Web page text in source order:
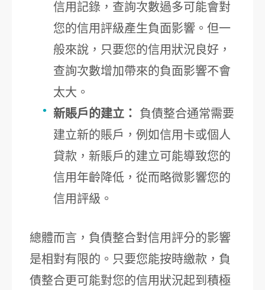
信用記錄，查詢次數過多可能會對
您的信用評級產生負面影響。但一
般來說，只要您的信用狀況良好，
查詢次數增加帶來的負面影響不會
太大。
新賬戶的建立：
負債整合通常需要
建立新的賬戶，例如信用卡或個人
貸款，新賬戶的建立可能導致您的
信用年齡降低，從而略微影響您的
信用評級。
總體而言，負債整合對信用評分的影響
是相對有限的。只要您能按時繳款，負
債整合更可能對您的信用狀況起到積極